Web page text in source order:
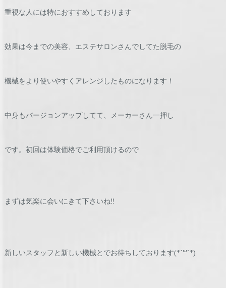
重視な人には特におすすめしております
効果は今までの美容、エステサロンさんでしてた脱毛の
機械をより使いやすくアレンジしたものになります！
中身もバージョンアップしてて、メーカーさん一押し
です。初回は体験価格でご利用頂けるので
まずは気楽に会いにきて下さいね‼️
新しいスタッフと新しい機械とでお待ちしております(*´꒳`*)